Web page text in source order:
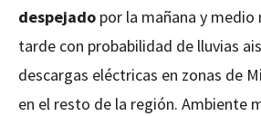
despejado por la mañana y medio
tarde con probabilidad de lluvias
descargas eléctricas en zonas de
en el resto de la región. Ambiente